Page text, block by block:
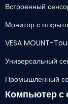
Встроенный
Монитор с
VESA MOUNT-
Универсальный
Промышленный
Компьютер с